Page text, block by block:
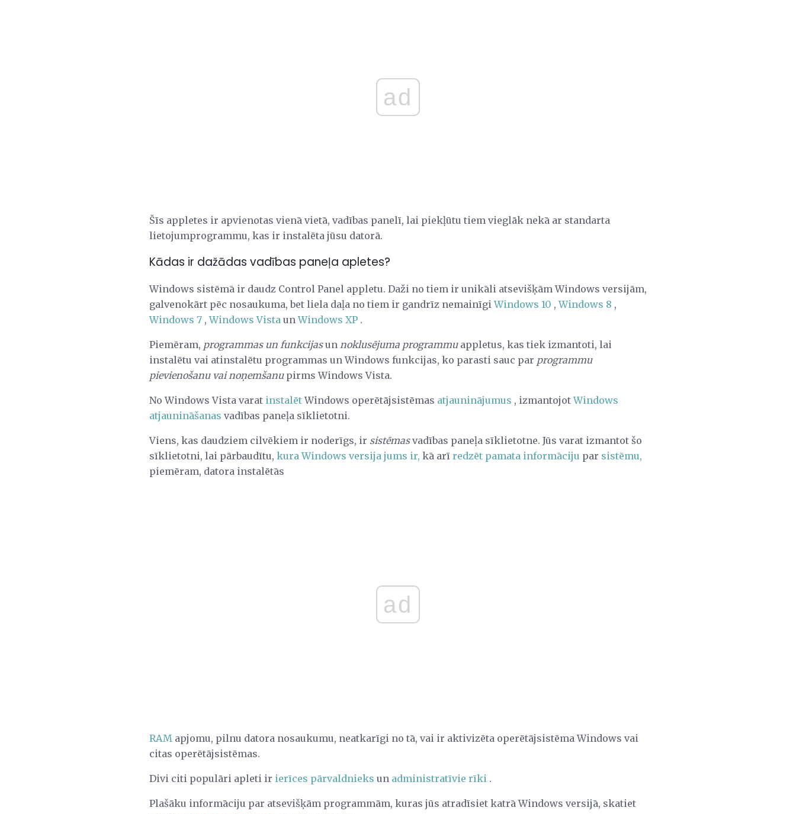
ad
Šīs appletes ir apvienotas vienā vietā, vadības panelī, lai piekļūtu tiem vieglāk nekā ar standarta
lietojumprogrammu, kas ir instalēta jūsu datorā.
Kādas ir dažādas vadības paneļa apletes?
Windows sistēmā ir daudz Control Panel appletu. Daži no tiem ir unikāli atsevišķām Windows versijām,
galvenokārt pēc nosaukuma, bet liela daļa no tiem ir gandrīz nemainīgiWindows 10 ,Windows 8 ,
Windows 7 ,Windows Vista unWindows XP .
Piemēram, programmas un funkcijasun noklusējuma programmuappletus, kas tiek izmantoti, lai
instalētu vai atinstalētu programmas un Windows funkcijas, ko parasti sauc par programmu
pievienošanu vai noņemšanupirms Windows Vista.
No Windows Vista varat instalētWindows operētājsistēmas atjauninājumus , izmantojotWindows
atjaunināšanas vadības paneļa sīklietotni.
Viens, kas daudziem cilvēkiem ir noderīgs, ir sistēmasvadības paneļa sīklietotne. Jūs varat izmantot šo
sīklietotni, lai pārbaudītu, kura Windows versija jums ir, kā arī redzēt pamata informāciju par sistēmu,
piemēram, datora instalētās
ad
RAM apjomu, pilnu datora nosaukumu, neatkarīgi no tā, vai ir aktivizēta operētājsistēma Windows vai
citas operētājsistēmas.
Divi citi populāri apleti ir ierīces pārvaldnieks un administratīvie rīki .
Plašāku informāciju par atsevišķām programmām, kuras jūs atradīsiet katrā Windows versijā, skatiet